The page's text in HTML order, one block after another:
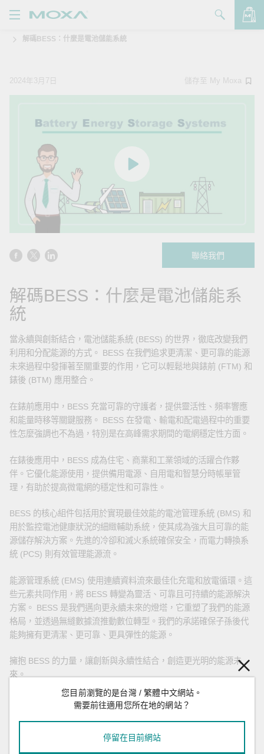
品
絡我們
Zone
解碼BESS：什麼是電池儲能系統
2024年3月7日 儲存至 My Moxa
聯絡我們
解碼BESS：什麼是電池儲能系
統
當永續與創新結合，電池儲能系統 (BESS) 的世界，徹底改變我們
利用和分配能源的方式。 BESS 在我們追求更清潔、更可靠的能源
未來過程中發揮著至關重要的作用，它可以輕鬆地與錶前 (FTM) 和
錶後 (BTM) 應用整合。
在錶前應用中，BESS 充當可靠的守護者，提供靈活性、頻率響應
和能量時移等關鍵服務。 BESS 在發電、輸電和配電過程中的重要
性怎麼強調也不為過，特別是在高峰需求期間的電網穩定性方面。
在錶後應用中，BESS 成為住宅、商業和工業領域的活躍合作夥
伴。它優化能源使用，提供備用電源、自用電和智慧分時帳單管
理，有助於提高微電網的穩定性和可靠性。
BESS 的核心組件包括用於實現最佳效能的電池管理系統 (BMS) 和
用於監控電池健康狀況的細緻輔助系統，使其成為強大且可靠的能
源儲存解決方案。先進的冷卻和滅火系統確保安全，而電力轉換系
統 (PCS) 則有效管理能源流。
能源管理系統 (EMS) 使用連續資料流來最佳化充電和放電循環。這
些元素共同作用，將 BESS 轉變為靈活、可靠且可持續的能源解決
方案。 BESS 是我們邁向更永續未來的燈塔，它重塑了我們的能源
格局，並透過無縫數據流推動數位轉型。我們的承諾確保子孫後代
能夠擁有更清潔、更可靠、更具彈性的能源。
擁抱 BESS 的力量，讓創新與永續性結合，創造更光明的能源未
來。
了解更多 Moxa BESS 的解決方案
您目前瀏覽的是台灣 / 繁體中文網站。
需要前往適用您所在地的網站？
停留在目前網站